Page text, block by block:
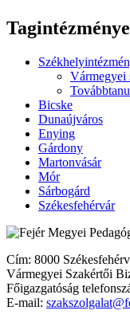
Vármegyei
Bicske
Dunaújváros
Enying
Gárdony
Martonvásár
Mór
Sárbogárd
Székesfehérvár
Cím: 8000
Vármegyei Szakértői
Főigazgatóság
E-mail: